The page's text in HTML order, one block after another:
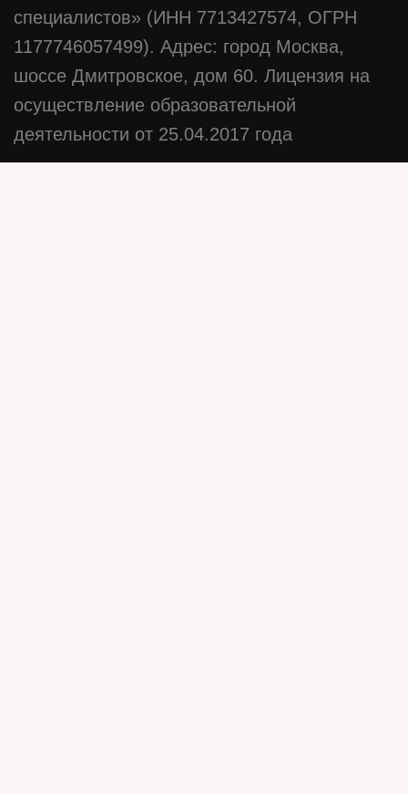
специалистов» (ИНН 7713427574, ОГРН
1177746057499). Адрес: город Москва,
шоссе Дмитровское, дом 60. Лицензия на
осуществление образовательной
деятельности от 25.04.2017 года